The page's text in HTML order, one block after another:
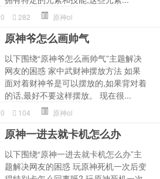
0 282 原神ol
原神爷怎么画帅气
以下围绕“原神爷怎么画帅气”主题解决
网友的困惑 家中武财神摆放方法 如果
面对着财神爷是可以摆放的,如果背对着
的话,最好不要这样摆放。 现在很...
0 104 原神ol
原神一进去就卡机怎么办
以下围绕“原神一进去就卡机怎么办”主
题解决网友的困惑 玩原神死机一次后变